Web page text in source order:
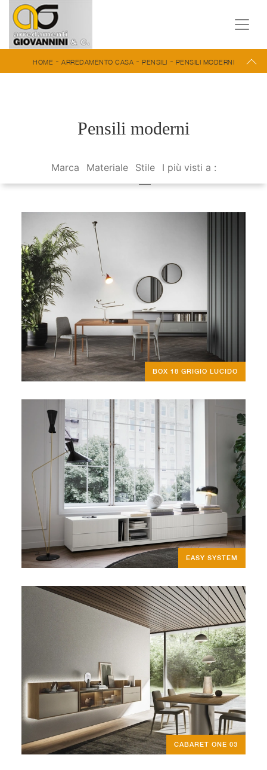
HOME - ARREDAMENTO CASA - PENSILI - PENSILI MODERNI
Pensili moderni
Marca Materiale Stile I più visti a :
BOX 18 GRIGIO LUCIDO
EASY SYSTEM
CABARET ONE 03